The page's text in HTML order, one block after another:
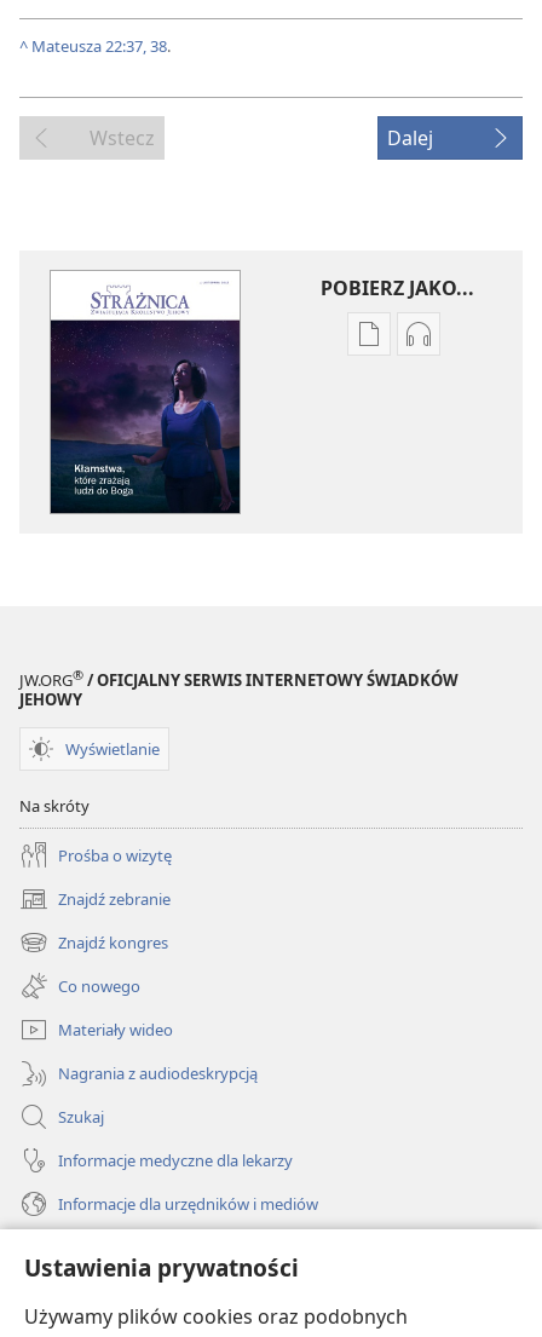
Ustawienia prywatności
Używamy plików cookies oraz podobnych
^ Mateusza 22:37, 38.
Wstecz Dalej
POBIERZ JAKO...
UstawieniaUstawienia
JW.ORG® / OFICJALNY SERWIS INTERNETOWY ŚWIADKÓW
JEHOWY
Wyświetlanie
Na skróty
Prośba o wizytę
Znajdź zebranie
(opens
new
window)
Znajdź kongres
(opens
new
window)
Co nowego
Materiały wideo
Nagrania z audiodeskrypcją
Szukaj
Informacje medyczne dla lekarzy
Informacje dla urzędników i mediów
Darowizny
(opens